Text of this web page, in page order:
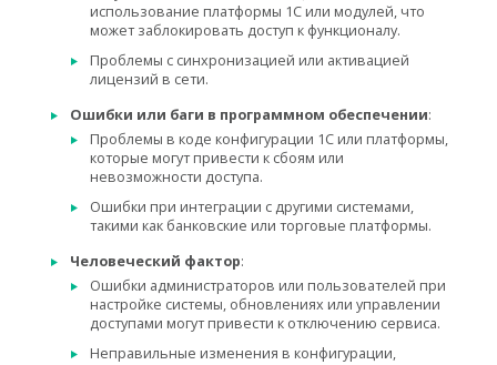
использование платформы 1С или модулей, что
может заблокировать доступ к функционалу.
Проблемы с синхронизацией или активацией
лицензий в сети.
Ошибки или баги в программном обеспечении:
Проблемы в коде конфигурации 1С или платформы,
которые могут привести к сбоям или
невозможности доступа.
Ошибки при интеграции с другими системами,
такими как банковские или торговые платформы.
Человеческий фактор:
Ошибки администраторов или пользователей при
настройке системы, обновлениях или управлении
доступами могут привести к отключению сервиса.
Неправильные изменения в конфигурации,